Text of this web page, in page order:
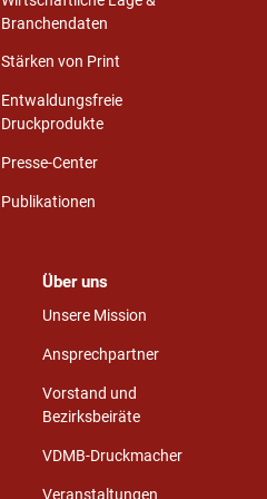
Branchendaten
Stärken von Print
Entwaldungsfreie
Druckprodukte
Presse-Center
Publikationen
Über uns
Unsere Mission
Ansprechpartner
Vorstand und
Bezirksbeiräte
VDMB-Druckmacher
Veranstaltungen